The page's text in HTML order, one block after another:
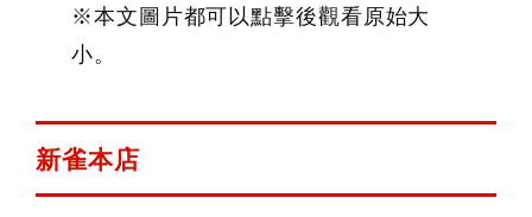
※本文圖片都可以點擊後觀看原始大
小。
新雀本店